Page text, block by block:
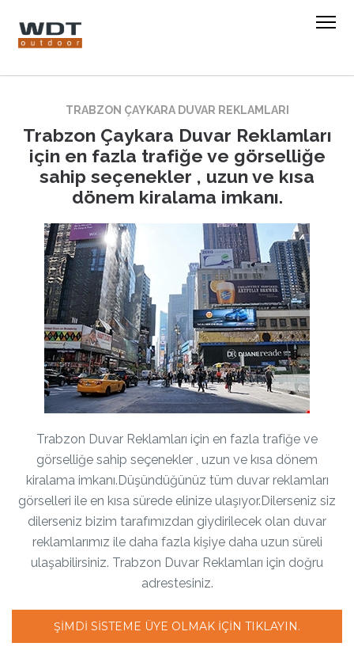
TRABZON ÇAYKARA DUVAR REKLAMLARI
Trabzon Çaykara Duvar Reklamları
için en fazla trafiğe ve görselliğe
sahip seçenekler , uzun ve kısa
dönem kiralama imkanı.
Trabzon Duvar Reklamları için en fazla trafiğe ve
görselliğe sahip seçenekler , uzun ve kısa dönem
kiralama imkanı.Düşündüğünüz tüm duvar reklamları
görselleri ile en kısa sürede elinize ulaşıyor.Dilerseniz siz
dilerseniz bizim tarafımızdan giydirilecek olan duvar
reklamlarımız ile daha fazla kişiye daha uzun süreli
ulaşabilirsiniz. Trabzon Duvar Reklamları için doğru
adrestesiniz.
ŞIMDI SISTEME ÜYE OLMAK IÇIN TIKLAYIN.